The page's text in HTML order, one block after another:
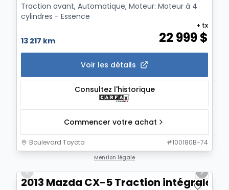
Traction avant, Automatique, Moteur: Moteur à 4
cylindres - Essence
13 217 km 22 999$
+ tx
Voir les détails
Consultez l'historique
Commencer votre achat
Boulevard Toyota #100180B-74
Mention légale
Previous slide
Next
2013 Mazda CX-5 Traction intégrale,